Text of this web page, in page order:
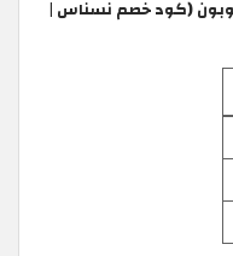
(كود خصم نسناس |